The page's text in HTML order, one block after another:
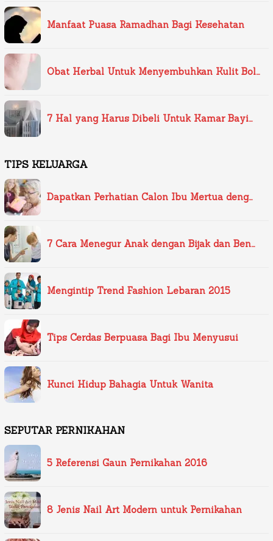
Manfaat Puasa Ramadhan Bagi Kesehatan
Obat Herbal Untuk Menyembuhkan Kulit Bol…
7 Hal yang Harus Dibeli Untuk Kamar Bayi…
TIPS KELUARGA
Dapatkan Perhatian Calon Ibu Mertua deng…
7 Cara Menegur Anak dengan Bijak dan Ben…
Mengintip Trend Fashion Lebaran 2015
Tips Cerdas Berpuasa Bagi Ibu Menyusui
Kunci Hidup Bahagia Untuk Wanita
SEPUTAR PERNIKAHAN
5 Referensi Gaun Pernikahan 2016
8 Jenis Nail Art Modern untuk Pernikahan